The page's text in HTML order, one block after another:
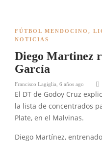
FÚTBOL MENDOCINO ,
NOTICIAS
Diego Martinez
García
Francisco Lagiglia 6 años ago
El DT de Godoy Cruz
la lista de concentrados
Plate, en el Malvinas.
Diego Martínez,